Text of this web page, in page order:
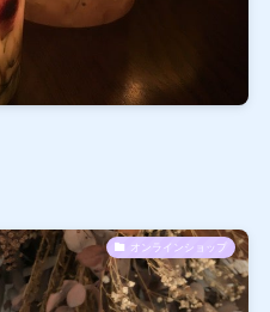
オンラインショップ